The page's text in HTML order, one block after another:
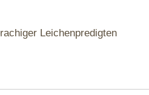
Leichenpredigten